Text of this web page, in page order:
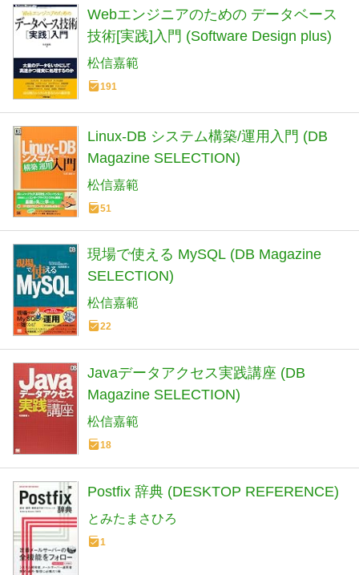
Webエンジニアのための データベース
技術[実践]入門 (Software Design plus)
松信嘉範
191
Linux-DB システム構築/運用入門 (DB
Magazine SELECTION)
松信嘉範
51
現場で使える MySQL (DB Magazine
SELECTION)
松信嘉範
22
Javaデータアクセス実践講座 (DB
Magazine SELECTION)
松信嘉範
18
Postfix 辞典 (DESKTOP REFERENCE)
とみたまさひろ
1